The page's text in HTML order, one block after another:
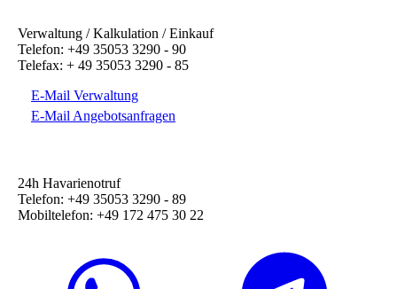
Verwaltung / Kalkulation / Einkauf
Telefon: +49 35053 3290 - 90
Telefax: + 49 35053 3290 - 85
E-Mail Verwaltung
E-Mail Angebotsanfragen
24h Havarienotruf
Telefon: +49 35053 3290 - 89
Mobiltelefon: +49 172 475 30 22